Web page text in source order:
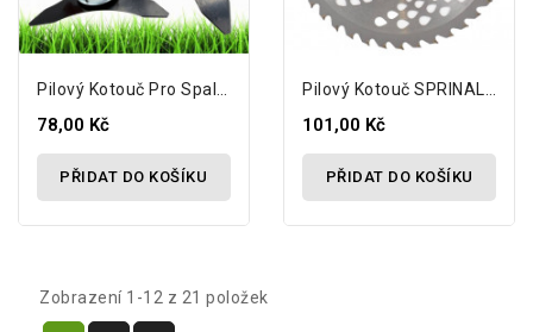
Pilový Kotouč Pro Spalovací Frézu 255-3t
78,00 Kč
PŘIDAT DO KOŠÍKU
Pilový Kotouč SPRINAL MOWSHIP SHARESHIP...
101,00 Kč
PŘIDAT DO KOŠÍKU
Zobrazení 1-12 z 21 položek